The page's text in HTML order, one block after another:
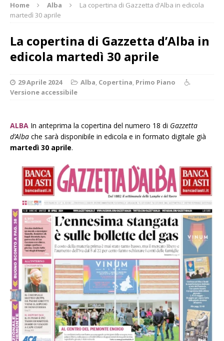
Home Alba
La copertina di Gazzetta d’Alba in edicola
martedì 30 aprile
La copertina di Gazzetta d’Alba in
edicola martedì 30 aprile
29 Aprile 2024 Alba, Copertina, Primo Piano
Versione accessibile
ALBA In anteprima la copertina del numero 18 di Gazzetta
d’Alba che sarà disponibile in edicola e in formato digitale già
martedì 30 aprile.